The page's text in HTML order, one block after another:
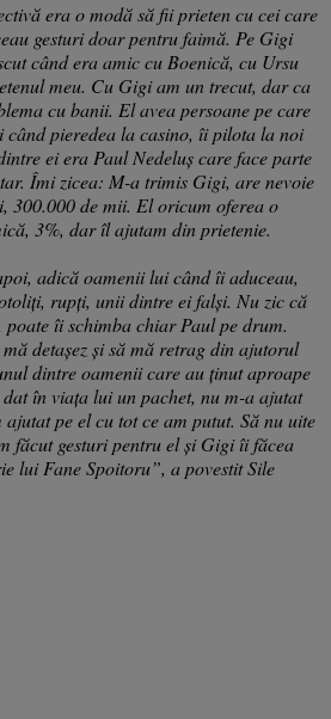
era o modă să fii prieten cu cei care
gesturi doar pentru faimă. Pe Gigi
când era amic cu Boenică, cu Ursu
meu. Cu Gigi am un trecut, dar ca
cu banii. El avea persoane pe care
când pieredea la casino, îi pilota la noi
ei era Paul Nedeluș care face parte
Îmi zicea: M-a trimis Gigi, are nevoie
300.000 de mii. El oricum oferea o
3%, dar îl ajutam din prietenie.
adică oamenii lui când îi aduceau,
rupți, unii dintre ei falși. Nu zic că
îi schimba chiar Paul pe drum.
detașez și să mă retrag din ajutorul
dintre oamenii care au ținut aproape
în viața lui un pachet, nu m-a ajutat
pe el cu tot ce am putut. Să nu uite
făcut gesturi pentru el și Gigi îi făcea
lui Fane Spoitoru”, a povestit Sile